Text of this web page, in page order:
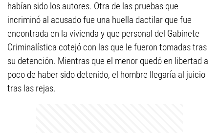
habían sido los autores. Otra de las pruebas que
incriminó al acusado fue una huella dactilar que fue
encontrada en la vivienda y que personal del Gabinete
Criminalística cotejó con las que le fueron tomadas tras
su detención. Mientras que el menor quedó en libertad a
poco de haber sido detenido, el hombre llegaría al juicio
tras las rejas.